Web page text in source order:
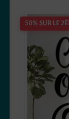
50% SUR LE